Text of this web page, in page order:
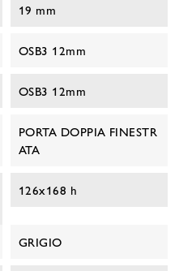
19 mm
OSB3 12mm
OSB3 12mm
PORTA DOPPIA FINESTR
ATA
126x168 h
GRIGIO